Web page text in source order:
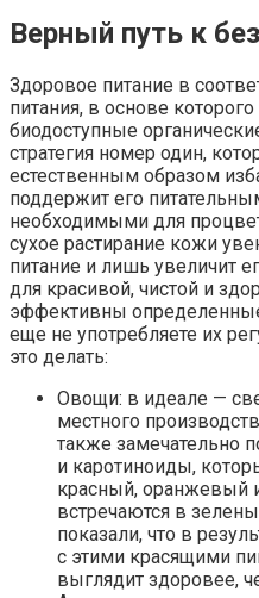
Верный путь к
Здоровое питание в
питания, в основе
биодоступные
стратегия номер один,
естественным образом
поддержит его
необходимыми для
сухое растирание кожи
питание и лишь увеличит
для красивой, чистой и
эффективны
еще не употребляете их
это делать:
Овощи: в идеале —
местного
также замечательно
и каротиноиды,
красный, оранжевый
встречаются в
показали, что в
с этими красящими
выглядит здоровее,